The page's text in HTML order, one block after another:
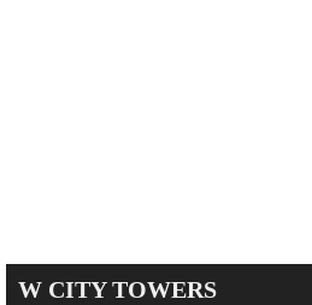
W CITY TOWERS